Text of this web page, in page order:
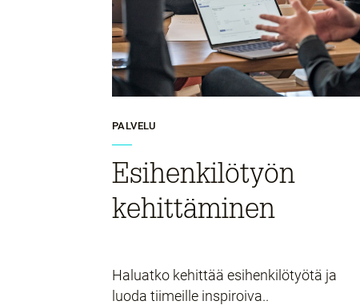
PALVELU
Esihenkilötyön
kehittäminen
Haluatko kehittää esihenkilötyötä ja
luoda tiimeille inspiroiva..